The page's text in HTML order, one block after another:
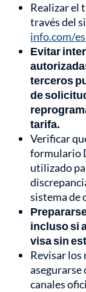
Realizar el
través del
info.com/
Evitar
terceros
de
tarifa.
Verificar
formulario
utilizado
sistema de
incluso si
visa sin
Revisar los
asegurarse
canales